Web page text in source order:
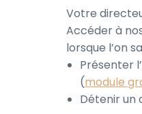
Votre
Accéder à
lorsque l’on
Présenter
(module
Détenir un